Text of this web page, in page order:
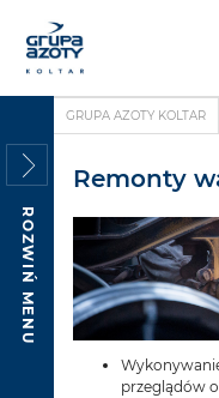
ROZWIŃ MENU
GRUPA AZOTY KOLTAR
Remonty
przeglądów